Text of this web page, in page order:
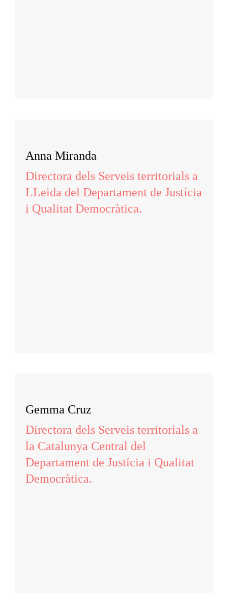
Anna Miranda
Directora dels Serveis territorials a
LLeida del Departament de Justícia
i Qualitat Democràtica.
Gemma Cruz
Directora dels Serveis territorials a
la Catalunya Central del
Departament de Justícia i Qualitat
Democràtica.